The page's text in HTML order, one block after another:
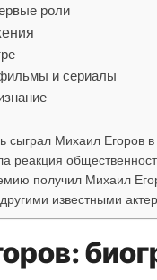
роли
и сериалы
сыграл Михаил Егоров
реакция
получил Михаил
известными